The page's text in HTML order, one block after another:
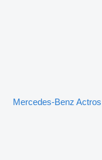
شاحنة قلابة Mercedes-Benz Actros